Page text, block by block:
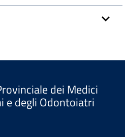
dei Medici
e degli Odontoiatri